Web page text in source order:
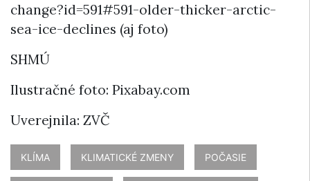
change?id=591#591-older-thicker-arctic-
sea-ice-declines (aj foto)
SHMÚ
Ilustračné foto: Pixabay.com
Uverejnila: ZVČ
KLÍMA KLIMATICKÉ ZMENY POČASIE